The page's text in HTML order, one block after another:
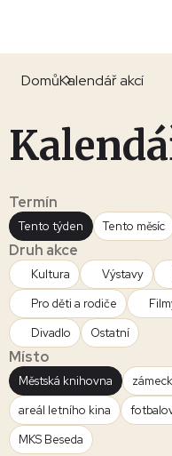
DomůKalendář akcí
Termín
Tento týden Tento měsíc
Druh akce
Kultura Výstavy
Pro děti a rodiče
Divadlo
Ostatní
Místo
Městská knihovna
areál letního kina
MKS Beseda